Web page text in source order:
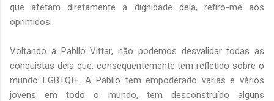
que afetam diretamente a dignidade dela, refiro-me aos
oprimidos.
Voltando a Pabllo Vittar, não podemos desvalidar todas as
conquistas dela que, consequentemente tem refletido sobre o
mundo LGBTQI+. A Pabllo tem empoderado várias e vários
jovens em todo o mundo, tem desconstruído alguns